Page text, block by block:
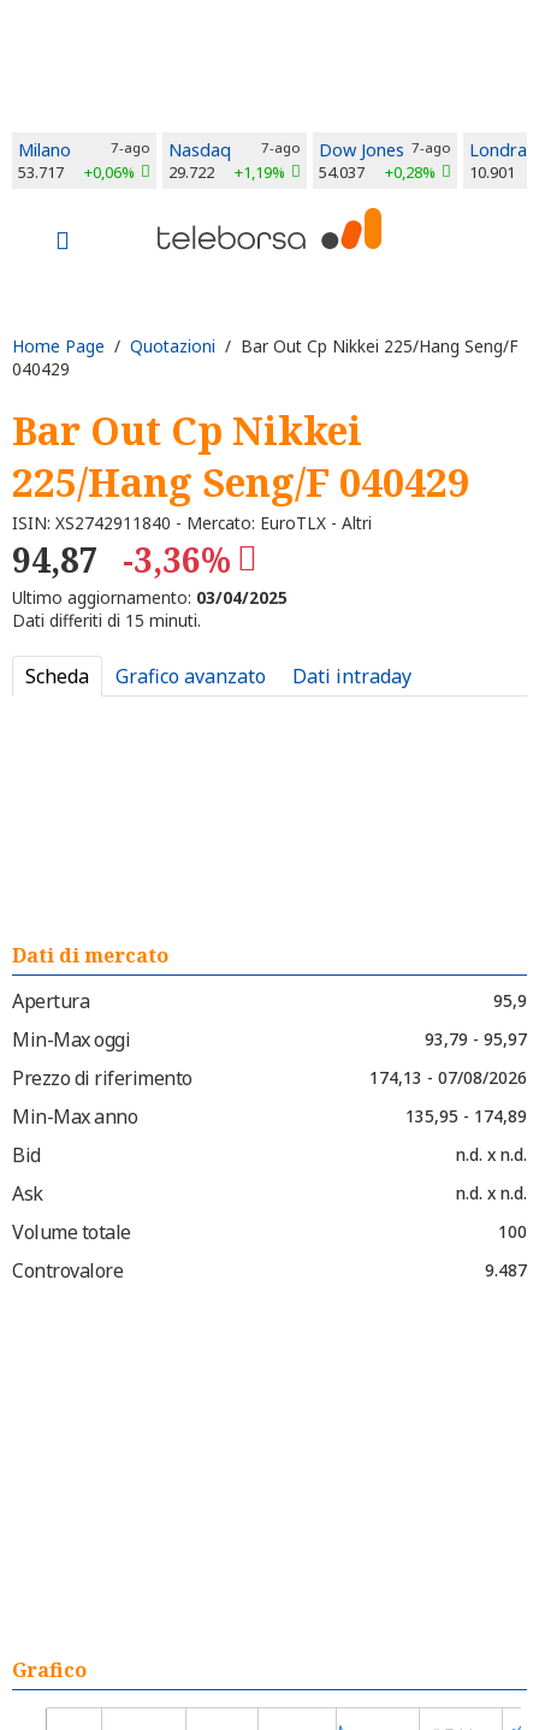
Milano 7-ago
53.717 +0,06%
Nasdaq 7-ago
29.722 +1,19%
Dow Jones 7-ago
54.037 +0,28%
Londra
10.901
Home Page / Quotazioni / Bar Out Cp Nikkei 225/Hang Seng/F
040429
Bar Out Cp Nikkei
225/Hang Seng/F 040429
ISIN: XS2742911840 - Mercato: EuroTLX - Altri
94,87 -3,36%
Ultimo aggiornamento: 03/04/2025
Dati differiti di 15 minuti.
Scheda Grafico avanzato Dati intraday
Dati di mercato
Apertura
95,9
Min-Max oggi 93,79 - 95,97
Prezzo di riferimento 174,13 - 07/08/2026
Min-Max anno 135,95 - 174,89
Bid n.d. x n.d.
Ask n.d. x n.d.
Volume totale 100
Controvalore 9.487
Grafico